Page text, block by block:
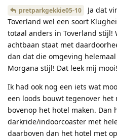
pretparkgekkie05-10
Ja dat
Toverland wel een soort
totaal anders in Toverland stijl!
achtbaan staat met
dan dat die omgeving
Morgana stijl! Dat leek mij mooi!
Ik had ook nog een iets wat
een loods bouwt tegenover het
bovenop het hotel maken. Dan
darkride/indoorcoaster met
daarboven dan het hotel met